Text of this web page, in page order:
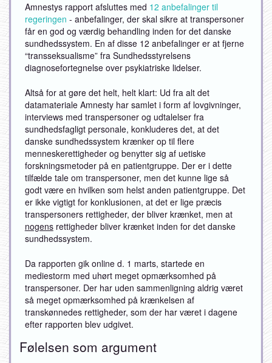
Amnestys rapport afsluttes med 12 anbefalinger til
regeringen - anbefalinger, der skal sikre at transpersoner
får en god og værdig behandling inden for det danske
sundhedssystem. En af disse 12 anbefalinger er at fjerne
“transseksualisme” fra Sundhedsstyrelsens
diagnosefortegnelse over psykiatriske lidelser.
Altså for at gøre det helt, helt klart: Ud fra alt det
datamateriale Amnesty har samlet i form af lovgivninger,
interviews med transpersoner og udtalelser fra
sundhedsfagligt personale, konkluderes det, at det
danske sundhedssystem krænker op til flere
menneskerettigheder og benytter sig af uetiske
forskningsmetoder på en patientgruppe. Der er i dette
tilfælde tale om transpersoner, men det kunne lige så
godt være en hvilken som helst anden patientgruppe. Det
er ikke vigtigt for konklusionen, at det er lige præcis
transpersoners rettigheder, der bliver krænket, men at
nogensrettigheder bliver krænket inden for det danske
sundhedssystem.
Da rapporten gik online d. 1 marts, startede en
mediestorm med uhørt meget opmærksomhed på
transpersoner. Der har uden sammenligning aldrig været
så meget opmærksomhed på krænkelsen af
transkønnedes rettigheder, som der har været i dagene
efter rapporten blev udgivet.
Følelsen som argument